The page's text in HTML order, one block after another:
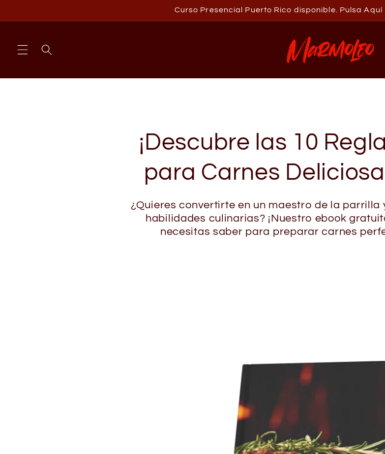
al contenido
Curso Presencial Puerto Rico disponible. Pulsa
¡Descubre las 10
para Carnes
¿Quieres convertirte en un maestro de la parrilla
habilidades culinarias? ¡Nuestro ebook
necesitas saber para preparar carnes